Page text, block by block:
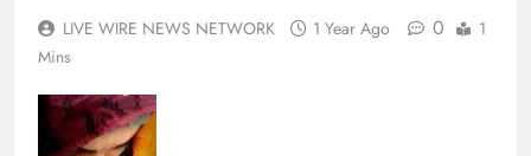
LIVE WIRE NEWS NETWORK 1 Year Ago 0
1
Mins